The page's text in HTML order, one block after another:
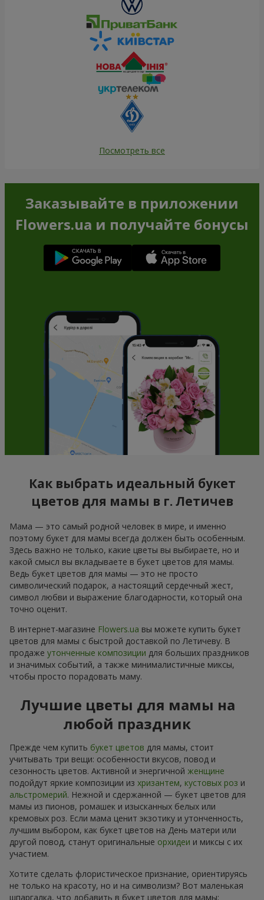
Посмотреть все
Заказывайте в приложении
Flowers.ua и получайте бонусы
Как выбрать идеальный букет
цветов для мамы в г. Летичев
Мама — это самый родной человек в мире, и именно
поэтому букет для мамы всегда должен быть особенным.
Здесь важно не только, какие цветы вы выбираете, но и
какой смысл вы вкладываете в букет цветов для мамы.
Ведь букет цветов для мамы — это не просто
символический подарок, а настоящий сердечный жест,
символ любви и выражение благодарности, который она
точно оценит.
В интернет-магазине Flowers.ua вы можете купить букет
цветов для мамы с быстрой доставкой по Летичеву. В
продаже утонченные композиции для больших праздников
и значимых событий, а также минималистичные миксы,
чтобы просто порадовать маму.
Лучшие цветы для мамы на
любой праздник
Прежде чем купить букет цветов для мамы, стоит
учитывать три вещи: особенности вкусов, повод и
сезонность цветов. Активной и энергичной женщине
подойдут яркие композиции из хризантем, кустовых роз и
альстромерий. Нежной и сдержанной — букет цветов для
мамы из пионов, ромашек и изысканных белых или
кремовых роз. Если мама ценит экзотику и утонченность,
лучшим выбором, как букет цветов на День матери или
другой повод, станут оригинальные орхидеи и миксы с их
участием.
Хотите сделать флористическое признание, ориентируясь
не только на красоту, но и на символизм? Вот маленькая
шпаргалка, что добавить в букет цветов для мамы: